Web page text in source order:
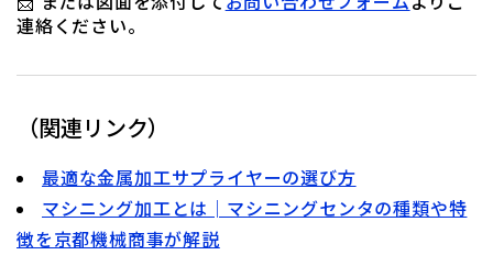
連絡ください。
（関連リンク）
最適な金属加工サプライヤーの選び方
マシニング加工とは│マシニングセンタの種類や特
徴を京都機械商事が解説